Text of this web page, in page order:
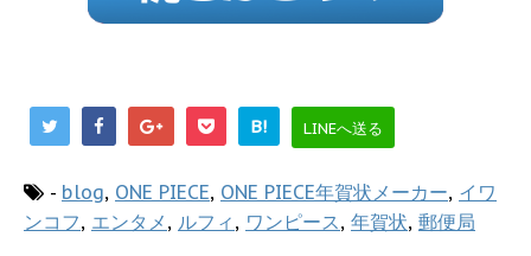
B! LINEへ送る
- blog, ONE PIECE, ONE PIECE年賀状メーカー, イワ
ンコフ, エンタメ , ルフィ , ワンピース , 年賀状, 郵便局